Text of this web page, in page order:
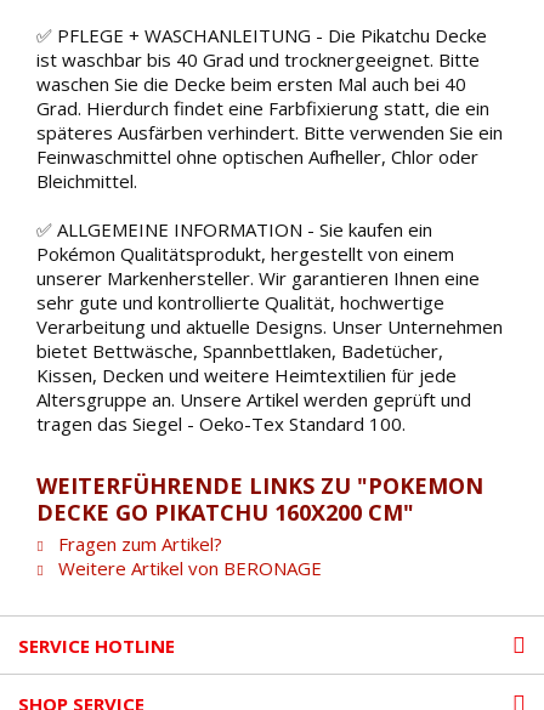
✅ PFLEGE + WASCHANLEITUNG - Die Pikatchu Decke
ist waschbar bis 40 Grad und trocknergeeignet. Bitte
waschen Sie die Decke beim ersten Mal auch bei 40
Grad. Hierdurch findet eine Farbfixierung statt, die ein
späteres Ausfärben verhindert. Bitte verwenden Sie ein
Feinwaschmittel ohne optischen Aufheller, Chlor oder
Bleichmittel.
✅ ALLGEMEINE INFORMATION - Sie kaufen ein
Pokémon Qualitätsprodukt, hergestellt von einem
unserer Markenhersteller. Wir garantieren Ihnen eine
sehr gute und kontrollierte Qualität, hochwertige
Verarbeitung und aktuelle Designs. Unser Unternehmen
bietet Bettwäsche, Spannbettlaken, Badetücher,
Kissen, Decken und weitere Heimtextilien für jede
Altersgruppe an. Unsere Artikel werden geprüft und
tragen das Siegel - Oeko-Tex Standard 100.
WEITERFÜHRENDE LINKS ZU "POKEMON
DECKE GO PIKATCHU 160X200 CM"
Fragen zum Artikel?
Weitere Artikel von BERONAGE
SERVICE HOTLINE
SHOP SERVICE